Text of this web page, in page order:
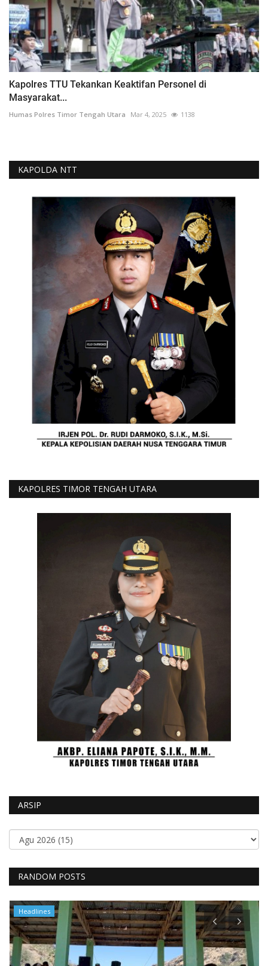
Kapolres TTU Tekankan Keaktifan Personel di
Masyarakat...
Humas Polres Timor Tengah Utara Mar 4, 2025 1138
KAPOLDA NTT
KAPOLRES TIMOR TENGAH UTARA
ARSIP
RANDOM POSTS
Headlines